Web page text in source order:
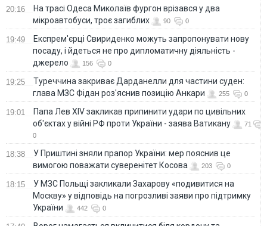
20:16
На трасі Одеса Миколаїв фургон врізався у два
мікроавтобуси, троє загиблих
90 0
19:49
Експрем'єрці Свириденко можуть запропонувати нову
посаду, і йдеться не про дипломатичну діяльність -
джерело
156 0
19:25
Туреччина закриває Дарданелли для частини суден:
глава МЗС Фідан роз'яснив позицію Анкари
255 0
19:01
Папа Лев XIV закликав припинити удари по цивільних
об'єктах у війні РФ проти України - заява Ватикану
71
0
18:38
У Приштині зняли прапор України: мер пояснив це
вимогою поважати суверенітет Косова
203 0
18:15
У МЗС Польщі закликали Захарову «подивитися на
Москву» у відповідь на погрозливі заяви про підтримку
України
442 0